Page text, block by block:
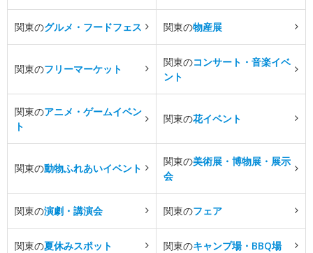
関東のグルメ・フードフェス 関東の物産展
関東のフリーマーケット
関東のコンサート・音楽イベ
ント
関東のアニメ・ゲームイベン
ト
関東の花イベント
関東の動物ふれあいイベント
関東の美術展・博物展・展示
会
関東の演劇・講演会 関東のフェア
関東の夏休みスポット 関東のキャンプ場・BBQ場